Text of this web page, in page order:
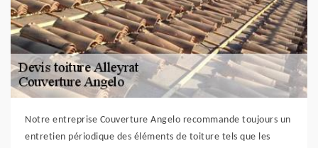
Notre entreprise Couverture Angelo recommande toujours un
entretien périodique des éléments de toiture tels que les